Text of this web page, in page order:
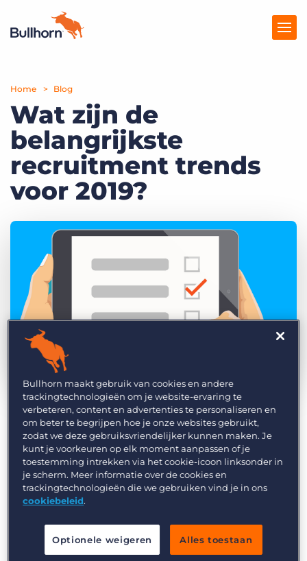
Producten
Prijzen
Kennisbank
Marketplace
Vraag een demo aan Inloggen
Home Blog
Wat zijn de
belangrijkste
recruitment trends
voor 2019?
by Dennis van Dam okt. 4th, 2018
Category: Industry Trends & Insights Staffing & Recruiting
Ben jij werkzaam binnen de recruitmentsector?
Vandaag heeft Bullhorn haar jaarlijkse
recruitment-enquête gepubliceerd. Ieder jaar
vragen we recruitment professionals als jij naar
volgende jaar. De resultaten laten zien hoe je
vakgenoten tegen de sector aankijken, wat hun
Bullhorn maakt gebruik van cookies en andere
trackingtechnologieën om je website-ervaring te
verbeteren, content en advertenties te personaliseren en
om beter te begrijpen hoe je onze websites gebruikt,
zodat we deze gebruiksvriendelijker kunnen maken. Je
kunt je voorkeuren op elk moment aanpassen of je
toestemming intrekken via het cookie-icoon linksonder in
je scherm. Meer informatie over de cookies en
trackingtechnologieën die we gebruiken vind je in ons
cookiebeleid.
Optionele weigeren Alles toestaan